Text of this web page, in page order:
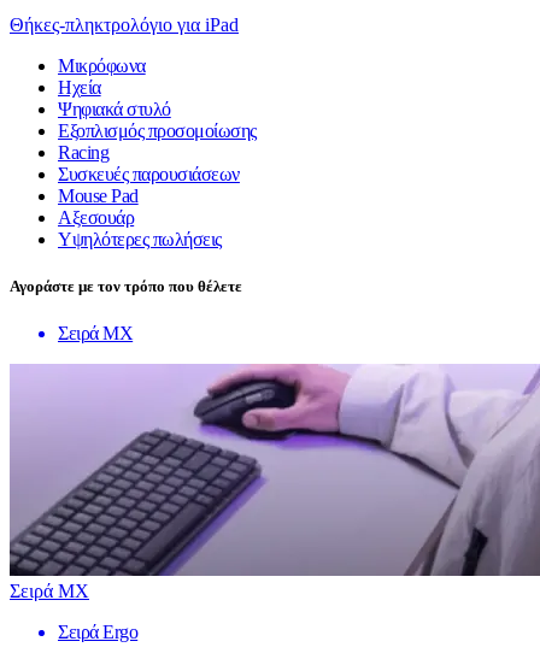
Θήκες-πληκτρολόγιο για iPad
Μικρόφωνα
Ηχεία
Ψηφιακά στυλό
Εξοπλισμός προσομοίωσης
Racing
Συσκευές παρουσιάσεων
Mouse Pad
Αξεσουάρ
Υψηλότερες πωλήσεις
Αγοράστε με τον τρόπο που θέλετε
Σειρά MX
Σειρά MX
Σειρά Ergo